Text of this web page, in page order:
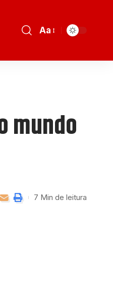
Aa
mundo
7 Min de leitura